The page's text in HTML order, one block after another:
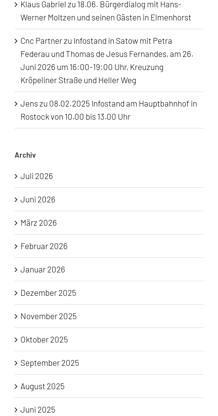
Klaus Gabriel zu 18.06. Bürgerdialog mit Hans-
Werner Moltzen und seinen Gästen in Elmenhorst
Cnc Partnerzu Infostand in Satow mit Petra
Federau und Thomas de Jesus Fernandes, am 26.
Juni 2026 um 16:00-19:00 Uhr, Kreuzung
Kröpeliner Straße und Heller Weg
Jenszu 08.02.2025 Infostand am Hauptbahnhof in
Rostock von 10.00 bis 13.00 Uhr
Archiv
Juli 2026
Juni 2026
März 2026
Februar 2026
Januar 2026
Dezember 2025
November 2025
Oktober 2025
September 2025
August 2025
Juni 2025